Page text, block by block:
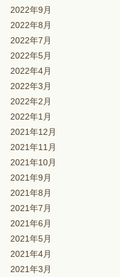
2022年9月
2022年8月
2022年7月
2022年5月
2022年4月
2022年3月
2022年2月
2022年1月
2021年12月
2021年11月
2021年10月
2021年9月
2021年8月
2021年7月
2021年6月
2021年5月
2021年4月
2021年3月